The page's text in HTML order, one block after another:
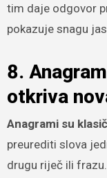
tim daje odgovor
pokazuje snagu
8.
otkriva
Anagrami su
preurediti slova
drugu riječ ili